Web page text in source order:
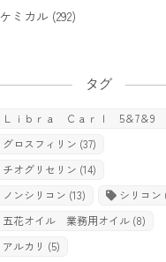
ケミカル (292)
タグ
Ｌｉｂｒａ Ｃａｒｌ 5＆7＆9
グロスフィリン (37)
チオグリセリン (14)
ノンシリコン (13) シリコン
五花オイル 業務用オイル (8)
アルカリ (5)